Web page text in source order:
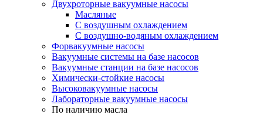
Двухроторные вакуумные насосы
Масляные
C воздушным охлаждением
C воздушно-водяным охлаждением
Форвакуумные насосы
Вакуумные системы на базе насосов
Вакуумные станции на базе насосов
Химически-стойкие насосы
Высоковакуумные насосы
Лабораторные вакуумные насосы
По наличию масла